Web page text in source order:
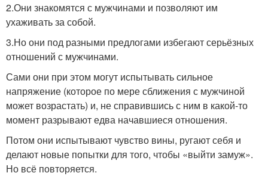
2.Они знакомятся с мужчинами и позволяют им
ухаживать за собой.
3.Но они под разными предлогами избегают серьёзных
отношений с мужчинами.
Сами они при этом могут испытывать сильное
напряжение (которое по мере сближения с мужчиной
может возрастать) и, не справившись с ним в какой-то
момент разрывают едва начавшиеся отношения.
Потом они испытывают чувство вины, ругают себя и
делают новые попытки для того, чтобы «выйти замуж».
Но всё повторяется.